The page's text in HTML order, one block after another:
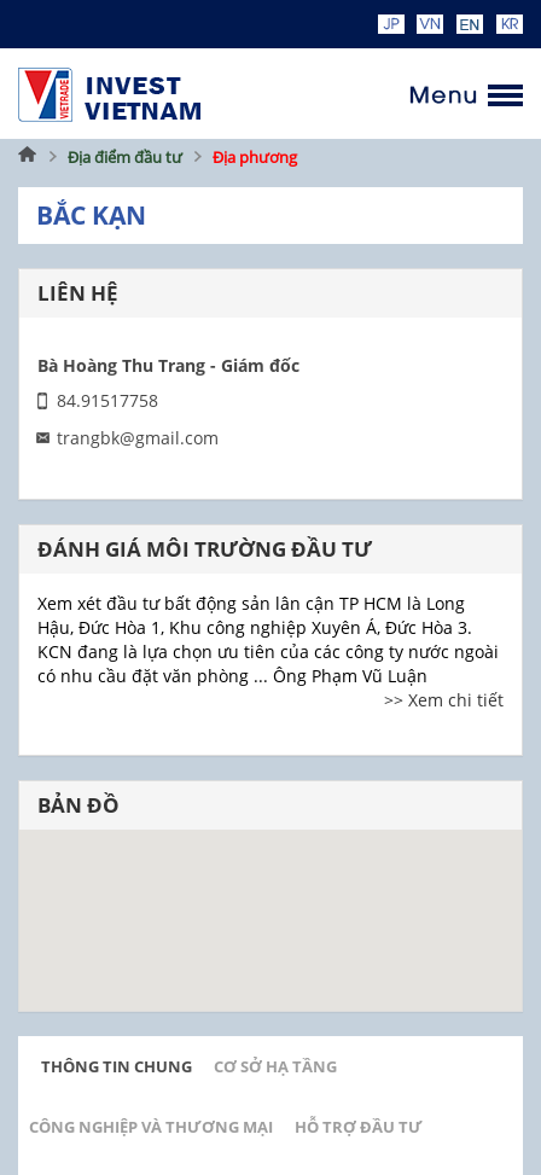
Trang
chủ
Địa điểm đầu tư Địa phương
BẮC KẠN
LIÊN HỆ
Bà Hoàng Thu Trang - Giám đốc
84.91517758
trangbk@gmail.com
ĐÁNH GIÁ MÔI TRƯỜNG ĐẦU TƯ
Xem xét đầu tư bất động sản lân cận TP HCM là Long
Hậu, Đức Hòa 1, Khu công nghiệp Xuyên Á, Đức Hòa 3.
KCN đang là lựa chọn ưu tiên của các công ty nước ngoài
có nhu cầu đặt văn phòng ... Ông Phạm Vũ Luận
>> Xem chi tiết
BẢN ĐỒ
THÔNG TIN CHUNG CƠ SỞ HẠ TẦNG
CÔNG NGHIỆP VÀ THƯƠNG MẠI HỖ TRỢ ĐẦU TƯ